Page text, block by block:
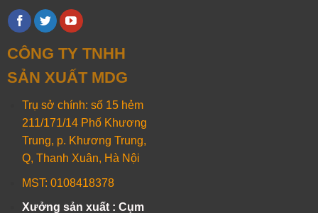
CÔNG TY TNHH
SẢN XUẤT MDG
Trụ sở chính: số 15 hẻm
211/171/14 Phố Khương
Trung, p. Khương Trung,
Q, Thanh Xuân, Hà Nội
MST: 0108418378
Xưởng sản xuất : Cụm